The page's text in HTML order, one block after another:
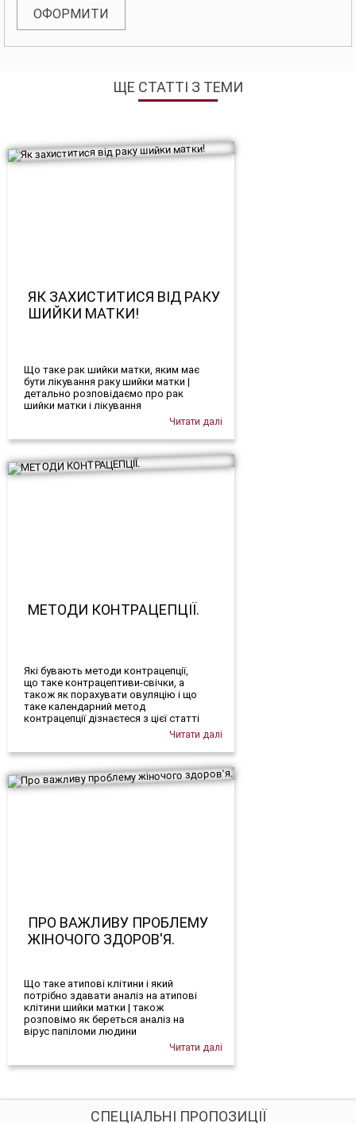
ОФОРМИТИ
ЩЕ СТАТТІ З ТЕМИ
ЯК ЗАХИСТИТИСЯ ВІД РАКУ
ШИЙКИ МАТКИ!
Що таке рак шийки матки, яким має
бути лікування раку шийки матки |
детально розповідаємо про рак
шийки матки і лікування
Читати далі
МЕТОДИ КОНТРАЦЕПЦІЇ.
Які бувають методи контрацепції,
що таке контрацептиви-свічки, а
також як порахувати овуляцію і що
таке календарний метод
контрацепції дізнаєтеся з цієї статті
Читати далі
ПРО ВАЖЛИВУ ПРОБЛЕМУ
ЖІНОЧОГО ЗДОРОВ'Я.
Що таке атипові клітини і який
потрібно здавати аналіз на атипові
клітини шийки матки | також
розповімо як береться аналіз на
вірус папіломи людини
Читати далі
СПЕЦІАЛЬНІ ПРОПОЗИЦІЇ